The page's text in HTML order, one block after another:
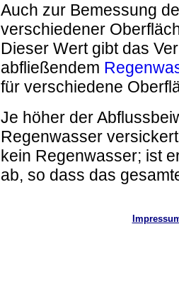
Auch zur Bemessung
verschiedener
Dieser Wert gibt das
abfließendem
für verschiedene
Je höher der
Regenwasser
kein Regenwasser; ist
ab, so dass das